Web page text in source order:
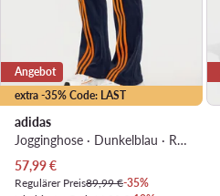
extra -35% Code: LAST
Angebot
adidas
Jogginghose · Dunkelblau · Regular Fit
Aktueller Preis
57,99€
Regulärer Preis89,99 €-35%